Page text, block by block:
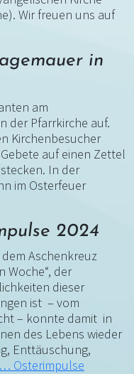
Wir freuen uns auf
in
am
der Pfarrkirche auf.
Kirchenbesucher
auf einen Zettel
In der
im Osterfeuer
2024
Aschenkreuz
Woche“, der
dieser
ist – vom
– konnte damit in
des Lebens wieder
Enttäuschung,
… Osterimpulse